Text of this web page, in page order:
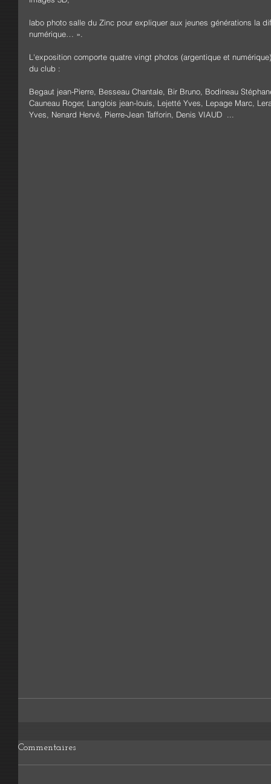
labo photo salle du Zinc pour expliquer aux jeunes générations la
numérique… ».
L'exposition comporte quatre vingt photos (argentique et
du club :
Begaut jean-Pierre, Besseau Chantale, Bir Bruno, Bodineau
Cauneau Roger, Langlois jean-louis, Lejetté Yves, Lepage Marc,
Yves, Nenard Hervé, Pierre-Jean Tafforin, Denis VIAUD  ...
Commentaires